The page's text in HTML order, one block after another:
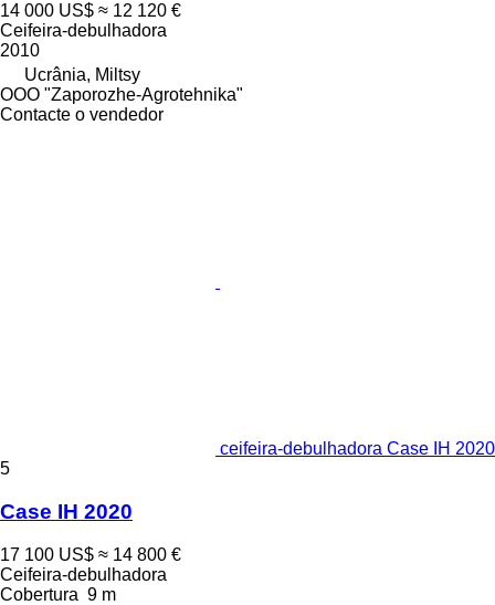
14 000 US$ ≈ 12 120 €
Ceifeira-debulhadora
2010
Ucrânia, Miltsy
OOO "Zaporozhe-Agrotehnika"
Contacte o vendedor
ceifeira-debulhadora Case IH 2020
5
Case IH 2020
17 100 US$ ≈ 14 800 €
Ceifeira-debulhadora
Cobertura 9 m